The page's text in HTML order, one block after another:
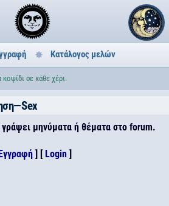
Κατάλογος μελών
κοψίδι σε κάθε χέρι.
μηνύματα ή θέματα στο forum.
] [ Login ]